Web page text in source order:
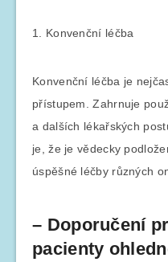
1. Konvenční léčba
Konvenční léčba je
přístupem. Zahrnuje
a dalších lékařských
je, že je vědecky
úspěšné léčby různých
– Doporučení
pacienty